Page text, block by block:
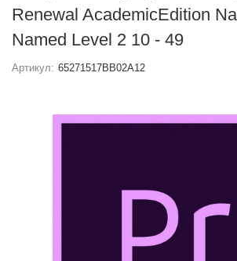
Renewal AcademicEdition
Named Level 2 10 - 49
Артикул: 65271517BB02A12